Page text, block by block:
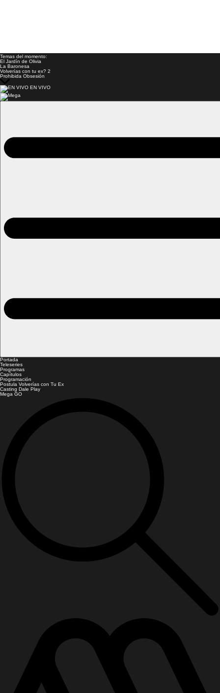
Temas del momento:
El Jardín de Olivia
La Baronesa
Volverías con tu ex? 2
Prohibida Obsesión
EN VIVO
Portada
Teleseries
Programas
Capítulos
Programación
Postula Volverías con Tu Ex
Casting Dale Play
Mega GO